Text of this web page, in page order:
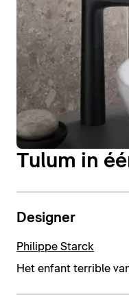
Tulum in
Designer
Philippe Starck
Het enfant terrible